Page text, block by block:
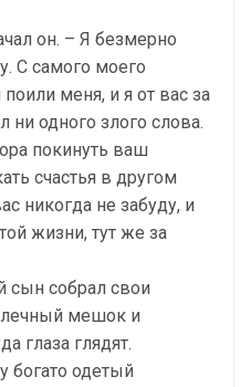
он. – Я безмерно
С самого моего
меня, и я от вас за
одного злого слова.
покинуть ваш
счастья в другом
никогда не забуду, и
жизни, тут же за
сын собрал свои
мешок и
глаза глядят.
богато одетый